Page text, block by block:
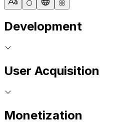
Development
User Acquisition
Monetization